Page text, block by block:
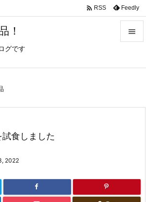
！
グです

 RSS Feedly
食しました
2022